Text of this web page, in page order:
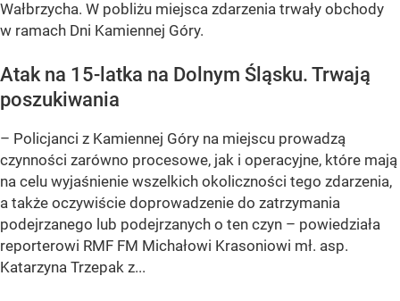
Wałbrzycha. W pobliżu miejsca zdarzenia trwały obchody
w ramach Dni Kamiennej Góry.
Atak na 15-latka na Dolnym Śląsku. Trwają
poszukiwania
– Policjanci z Kamiennej Góry na miejscu prowadzą
czynności zarówno procesowe, jak i operacyjne, które mają
na celu wyjaśnienie wszelkich okoliczności tego zdarzenia,
a także oczywiście doprowadzenie do zatrzymania
podejrzanego lub podejrzanych o ten czyn – powiedziała
reporterowi RMF FM Michałowi Krasoniowi mł. asp.
Katarzyna Trzepak z...